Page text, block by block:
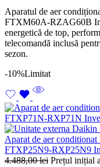
Aparatul de aer
FTXM60A-RZAG60B
energetică de top,
telecomandă inclusă
sezon.
-10%Limitat
Aparat de aer
FTXP25N9-RXP25N9
4.488,00lei Prețul inițial